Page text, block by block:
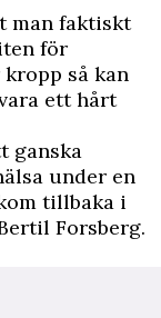
man faktiskt
för
kropp så kan
ett hårt
ganska
under en
tillbaka i
Forsberg.